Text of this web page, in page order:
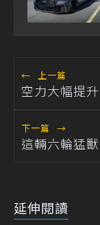
← 上一篇
空力大幅提
下一篇 →
這輛六輪猛
延伸閱讀